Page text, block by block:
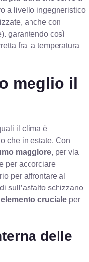
a livello ingegneristico
anche con
garantendo così
fra la temperatura
meglio il
il clima è
che in estate. Con
maggiore, per via
per accorciare
per affrontare al
sull’asfalto schizzano
cruciale per
delle